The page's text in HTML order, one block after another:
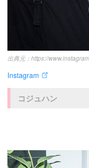
https://
Instagram
コジュハン